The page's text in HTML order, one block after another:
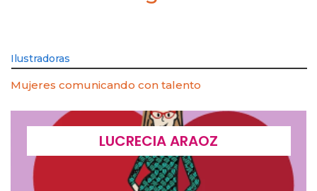
Ilustradoras
Mujeres comunicando con talento
LUCRECIA ARAOZ